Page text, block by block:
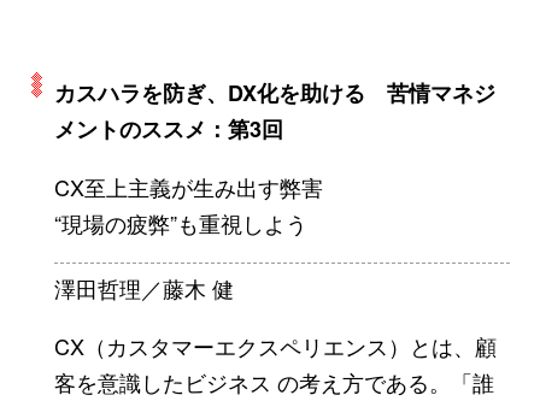
カスハラを防ぎ、DX化を助ける 苦情マネジ
メントのススメ：第3回
CX至上主義が生み出す弊害
“現場の疲弊”も重視しよう
澤田哲理／藤木 健
CX（カスタマーエクスペリエンス）とは、顧
客を意識したビジネス の考え方である。「誰